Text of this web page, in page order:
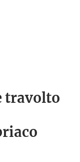
travolto